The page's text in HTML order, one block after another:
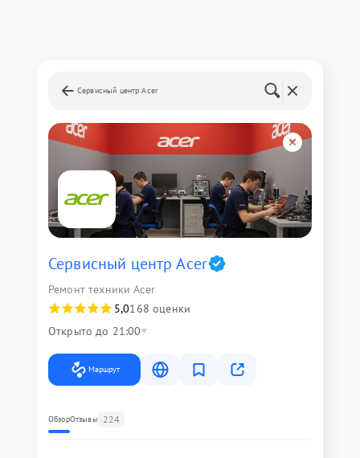
Сервисный центр Acer
Сервисный центр Acer
Ремонт техники Acer
5,0168 оценки
Открыто до 21:00
Маршрут
ОбзорОтзывы 224